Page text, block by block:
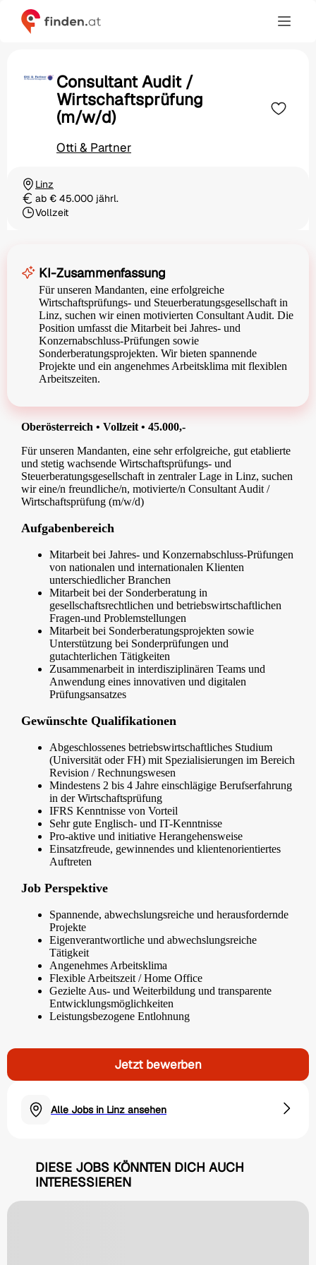
Consultant Audit /
Wirtschaftsprüfung
(m/w/d)
Otti & Partner
Ortschaft
Linz
Gehaltab € 45.000 jährl.
Beschäftigungsart
Vollzeit
KI-Zusammenfassung
Für unseren Mandanten, eine erfolgreiche
Wirtschaftsprüfungs- und Steuerberatungsgesellschaft in
Linz, suchen wir einen motivierten Consultant Audit. Die
Position umfasst die Mitarbeit bei Jahres- und
Konzernabschluss-Prüfungen sowie
Sonderberatungsprojekten. Wir bieten spannende
Projekte und ein angenehmes Arbeitsklima mit flexiblen
Arbeitszeiten.
Oberösterreich • Vollzeit • 45.000,-
Für unseren Mandanten, eine sehr erfolgreiche, gut etablierte
und stetig wachsende Wirtschaftsprüfungs- und
Steuerberatungsgesellschaft in zentraler Lage in Linz, suchen
wir eine/n freundliche/n, motivierte/n Consultant Audit /
Wirtschaftsprüfung (m/w/d)
Aufgabenbereich
Mitarbeit bei Jahres- und Konzernabschluss-Prüfungen
von nationalen und internationalen Klienten
unterschiedlicher Branchen
Mitarbeit bei der Sonderberatung in
gesellschaftsrechtlichen und betriebswirtschaftlichen
Fragen-und Problemstellungen
Mitarbeit bei Sonderberatungsprojekten sowie
Unterstützung bei Sonderprüfungen und
gutachterlichen Tätigkeiten
Zusammenarbeit in interdisziplinären Teams und
Anwendung eines innovativen und digitalen
Prüfungsansatzes
Gewünschte Qualifikationen
Abgeschlossenes betriebswirtschaftliches Studium
(Universität oder FH) mit Spezialisierungen im Bereich
Revision / Rechnungswesen
Mindestens 2 bis 4 Jahre einschlägige Berufserfahrung
in der Wirtschaftsprüfung
IFRS Kenntnisse von Vorteil
Sehr gute Englisch- und IT-Kenntnisse
Pro-aktive und initiative Herangehensweise
Einsatzfreude, gewinnendes und klientenorientiertes
Auftreten
Job Perspektive
Spannende, abwechslungsreiche und herausfordernde
Projekte
Eigenverantwortliche und abwechslungsreiche
Tätigkeit
Angenehmes Arbeitsklima
Flexible Arbeitszeit / Home Office
Gezielte Aus- und Weiterbildung und transparente
Entwicklungsmöglichkeiten
Leistungsbezogene Entlohnung
Jetzt bewerben
Alle Jobs in Linz ansehen
DIESE JOBS KÖNNTEN DICH AUCH
INTERESSIEREN